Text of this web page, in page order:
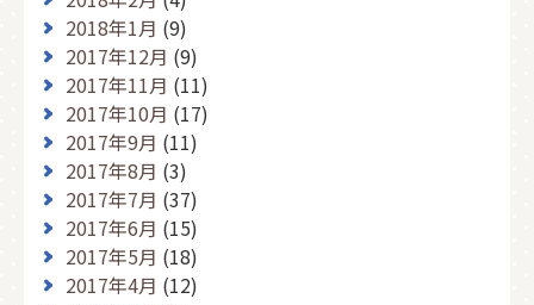
2018年1月 (9)
2017年12月 (9)
2017年11月 (11)
2017年10月 (17)
2017年9月 (11)
2017年8月 (3)
2017年7月 (37)
2017年6月 (15)
2017年5月 (18)
2017年4月 (12)